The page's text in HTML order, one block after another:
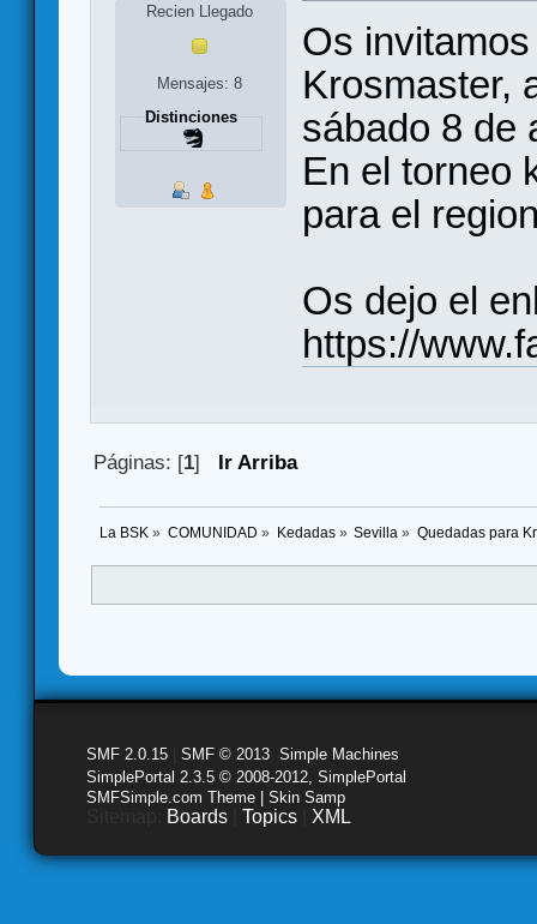
Recien Llegado
Mensajes: 8
Distinciones
Os
Krosmaster,
sábado 8 de
En el torneo
para el
Os dejo el
https://
Páginas: [1] Ir Arriba
La BSK » COMUNIDAD » Kedadas» Sevilla » Quedadas para
SMF 2.0.15 SMF © 2013 Simple Machines
SimplePortal 2.3.5 © 2008-2012, SimplePortal
SMFSimple.com Theme | Skin Samp
Boards Topics XML